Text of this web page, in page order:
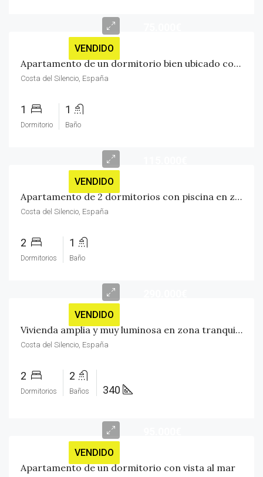
VENDIDO
Apartamento de un dormitorio bien ubicado con hermosa piscina comunitaria
Costa del Silencio, España
1
Dormitorio
1
Baño
VENDIDO
Apartamento de 2 dormitorios con piscina en zona tranquila y cerca de tiendas
Costa del Silencio, España
2
Dormitorios
1
Baño
VENDIDO
Vivienda amplia y muy luminosa en zona tranquila
Costa del Silencio, España
2
Dormitorios
2
Baños 340
VENDIDO
Apartamento de un dormitorio con vista al mar